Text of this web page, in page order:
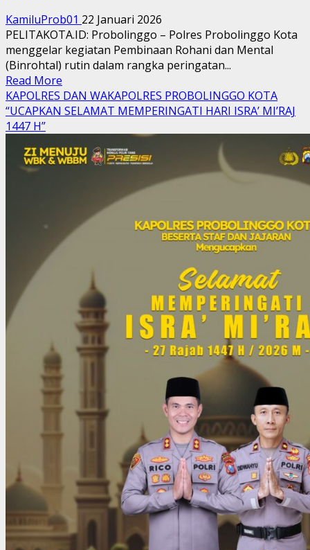
KamiluProb01 22 Januari 2026
PELITAKOTA.ID: Probolinggo – Polres Probolinggo Kota
menggelar kegiatan Pembinaan Rohani dan Mental
(Binrohtal) rutin dalam rangka peringatan...
Read More
more
about
Kota
Gelar
Mi’raj,
Kapolres
Penguatan
Moral
Personel
KAPOLRES DAN WAKAPOLRES PROBOLINGGO KOTA
“UCAPKAN SELAMAT MEMPERINGATI HARI ISRA’ MI’RAJ
1447 H”